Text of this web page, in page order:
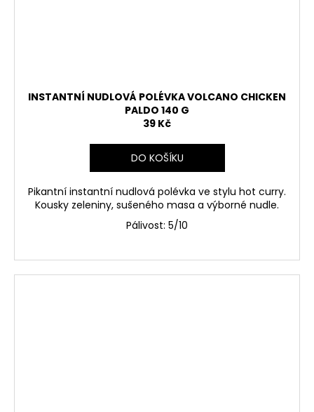
INSTANTNÍ NUDLOVÁ POLÉVKA VOLCANO CHICKEN
PALDO 140 G
39 Kč
DO KOŠÍKU
Pikantní instantní nudlová polévka ve stylu hot curry.
Kousky zeleniny, sušeného masa a výborné nudle.
Pálivost: 5/10